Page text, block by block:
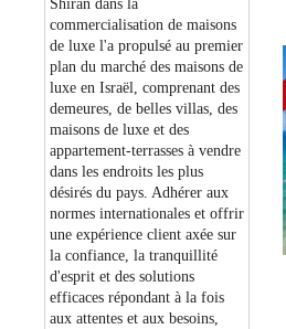
Shiran dans la
commercialisation de maisons
de luxe l'a propulsé au premier
plan du marché des maisons de
luxe en Israël, comprenant des
demeures, de belles villas, des
maisons de luxe et des
appartement-terrasses à vendre
dans les endroits les plus
désirés du pays. Adhérer aux
normes internationales et offrir
une expérience client axée sur
la confiance, la tranquillité
d'esprit et des solutions
efficaces répondant à la fois
aux attentes et aux besoins,